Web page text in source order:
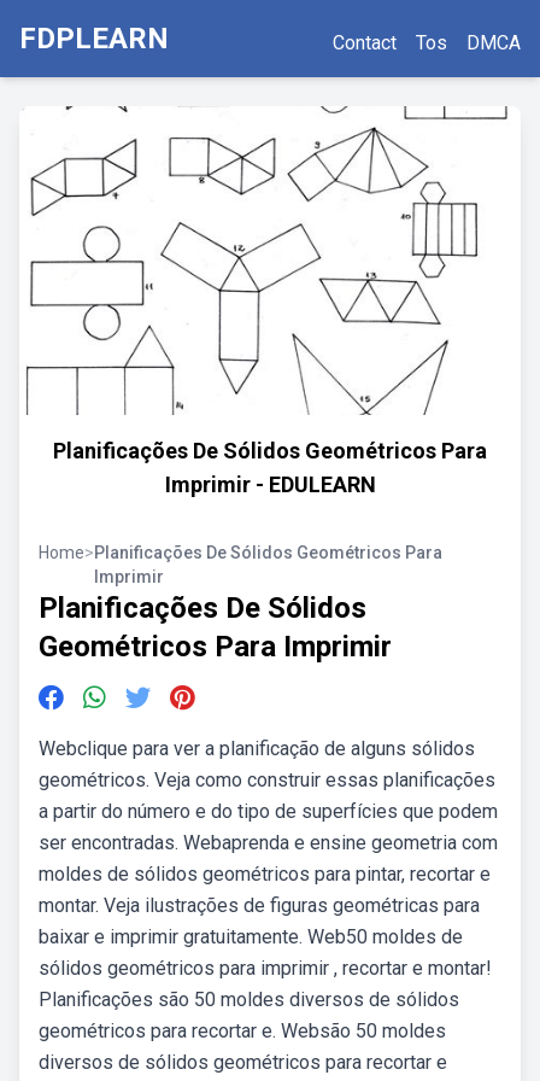
FDPLEARN Contact Tos DMCA
Planificações De Sólidos Geométricos Para
Imprimir - EDULEARN
Home>Planificações De Sólidos Geométricos Para
Imprimir
Planificações De Sólidos
Geométricos Para Imprimir
Webclique para ver a planificação de alguns sólidos
geométricos. Veja como construir essas planificações
a partir do número e do tipo de superfícies que podem
ser encontradas. Webaprenda e ensine geometria com
moldes de sólidos geométricos para pintar, recortar e
montar. Veja ilustrações de figuras geométricas para
baixar e imprimir gratuitamente. Web50 moldes de
sólidos geométricos para imprimir , recortar e montar!
Planificações são 50 moldes diversos de sólidos
geométricos para recortar e. Websão 50 moldes
diversos de sólidos geométricos para recortar e